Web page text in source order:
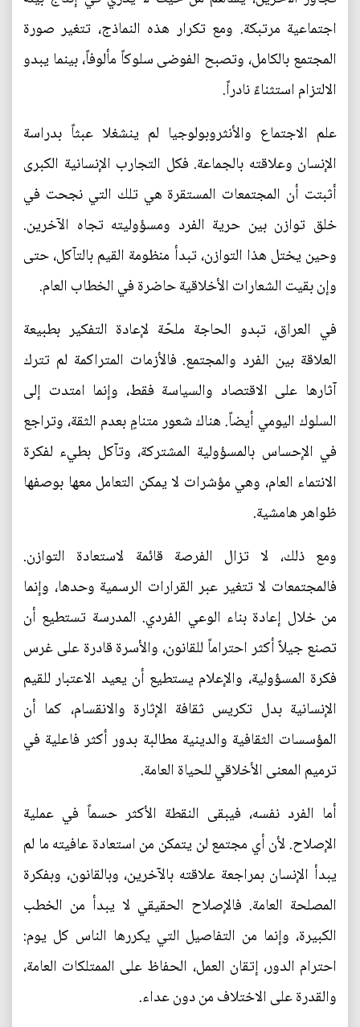
اجتماعية مرتبكة. ومع تكرار هذه النماذج، تتغير صورة
المجتمع بالكامل، وتصبح الفوضى سلوكاً مألوفاً، بينما يبدو
الالتزام استثناءً نادراً.
علم الاجتماع والأنثروبولوجيا لم ينشغلا عبثاً بدراسة
الإنسان وعلاقته بالجماعة. فكل التجارب الإنسانية الكبرى
أثبتت أن المجتمعات المستقرة هي تلك التي نجحت في
خلق توازن بين حرية الفرد ومسؤوليته تجاه الآخرين.
وحين يختل هذا التوازن، تبدأ منظومة القيم بالتآكل، حتى
وإن بقيت الشعارات الأخلاقية حاضرة في الخطاب العام.
في العراق، تبدو الحاجة ملحّة لإعادة التفكير بطبيعة
العلاقة بين الفرد والمجتمع. فالأزمات المتراكمة لم تترك
آثارها على الاقتصاد والسياسة فقط، وإنما امتدت إلى
السلوك اليومي أيضاً. هناك شعور متنامٍ بعدم الثقة، وتراجع
في الإحساس بالمسؤولية المشتركة، وتآكل بطيء لفكرة
الانتماء العام، وهي مؤشرات لا يمكن التعامل معها بوصفها
ظواهر هامشية.
ومع ذلك، لا تزال الفرصة قائمة لاستعادة التوازن.
فالمجتمعات لا تتغير عبر القرارات الرسمية وحدها، وإنما
من خلال إعادة بناء الوعي الفردي. المدرسة تستطيع أن
تصنع جيلاً أكثر احتراماً للقانون، والأسرة قادرة على غرس
فكرة المسؤولية، والإعلام يستطيع أن يعيد الاعتبار للقيم
الإنسانية بدل تكريس ثقافة الإثارة والانقسام، كما أن
المؤسسات الثقافية والدينية مطالبة بدور أكثر فاعلية في
ترميم المعنى الأخلاقي للحياة العامة.
أما الفرد نفسه، فيبقى النقطة الأكثر حسماً في عملية
الإصلاح. لأن أي مجتمع لن يتمكن من استعادة عافيته ما لم
يبدأ الإنسان بمراجعة علاقته بالآخرين، وبالقانون، وبفكرة
المصلحة العامة. فالإصلاح الحقيقي لا يبدأ من الخطب
الكبيرة، وإنما من التفاصيل التي يكررها الناس كل يوم:
احترام الدور، إتقان العمل، الحفاظ على الممتلكات العامة،
والقدرة على الاختلاف من دون عداء.